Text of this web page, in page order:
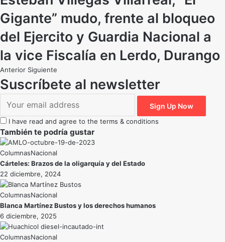
Gigante” mudo, frente al bloqueo
del Ejercito y Guardia Nacional a
la vice Fiscalía en Lerdo, Durango
Anterior Siguiente
Suscríbete al newsletter
I have read and agree to the terms & conditions
También te podría gustar
Nacional
Cárteles: Brazos de la oligarquía y del Estado
22 diciembre, 2024
Nacional
Blanca Martínez Bustos y los derechos humanos
6 diciembre, 2025
Nacional